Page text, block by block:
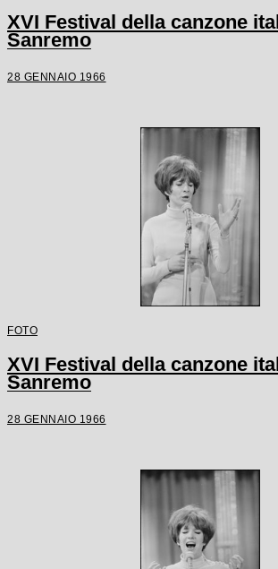
XVI Festival della canzone
Sanremo
28 GENNAIO 1966
FOTO
XVI Festival della canzone
Sanremo
28 GENNAIO 1966